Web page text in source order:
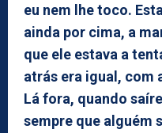
eu nem lhe toco.
ainda por cima, a
que ele estava a
atrás era igual, com
Lá fora, quando
sempre que alguém